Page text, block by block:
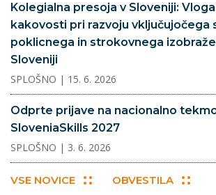
Kolegialna presoja v Sloveniji:
kakovosti pri razvoju vključujočega
poklicnega in strokovnega
Sloveniji
SPLOŠNO | 15. 6. 2026
Odprte prijave na nacionalno
SloveniaSkills 2027
SPLOŠNO | 3. 6. 2026
VSE NOVICE OBVESTILA